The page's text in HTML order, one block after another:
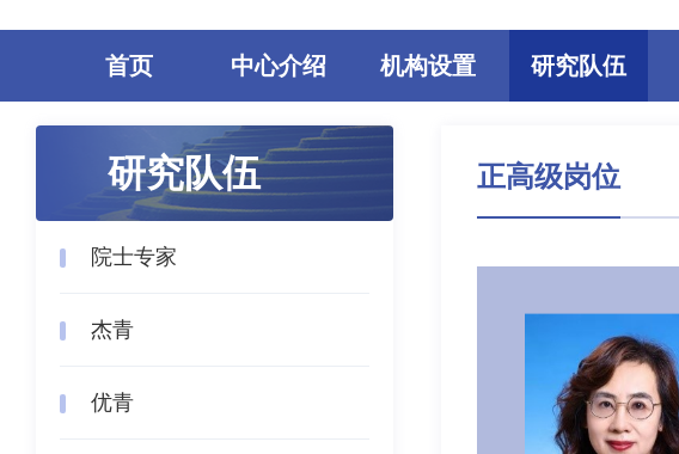
首页 中心介绍 机构设置 研究队伍
研究队伍
院士专家
杰青
优青
正高级岗位